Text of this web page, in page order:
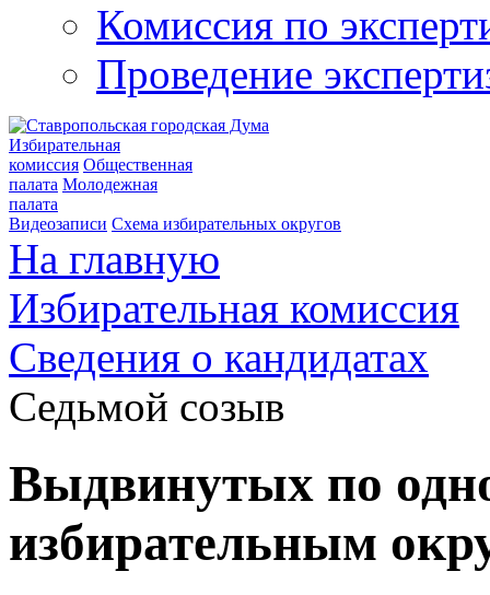
Комиссия по
Проведение
Избирательная
комиссия Общественная
палата Молодежная
палата
Видеозаписи Схема избирательных округов
На главную
Избирательная комиссия
Cведения о кандидатах
Седьмой созыв
Выдвинутых по
избирательным